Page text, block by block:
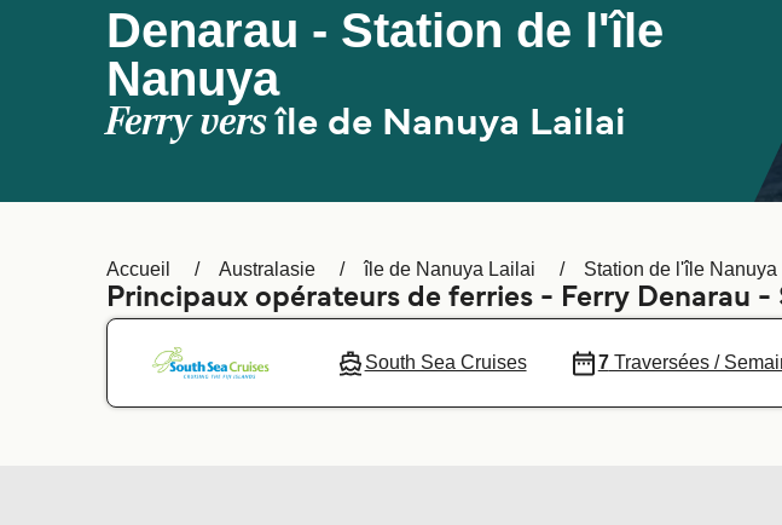
Denarau - Station de l'île
Nanuya
Ferry versîle de Nanuya Lailai
Accueil Australasie île de Nanuya Lailai Station de l'île Nanuya
Principaux opérateurs de ferries - Ferry Denarau
South Sea Cruises 7Traversées /